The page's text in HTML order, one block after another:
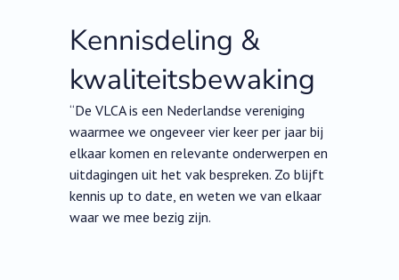
Kennisdeling &
kwaliteitsbewaking
“De VLCA is een Nederlandse vereniging
waarmee we ongeveer vier keer per jaar bij
elkaar komen en relevante onderwerpen en
uitdagingen uit het vak bespreken. Zo blijft
kennis up to date, en weten we van elkaar
waar we mee bezig zijn.